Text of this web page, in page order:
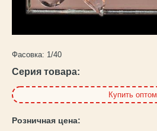
Фасовка: 1/40
Серия товара:
Купить оптом